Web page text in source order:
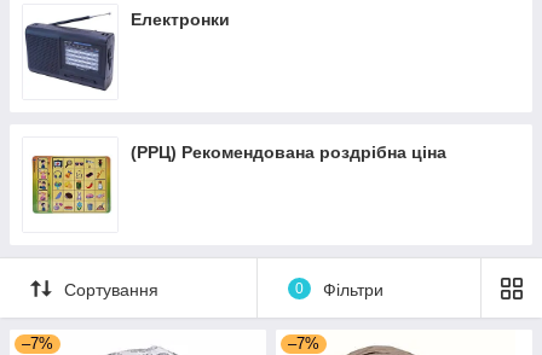
Автотовары
Електронки
(РРЦ) Рекомендована роздрібна ціна
Сортування 0 Фільтри
–7% –7%